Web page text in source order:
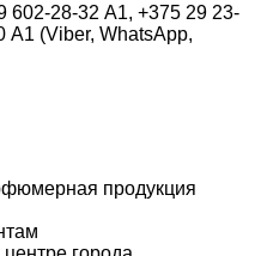
602-28-32 A1, +375 29 23-
(Viber, WhatsApp,
продукция